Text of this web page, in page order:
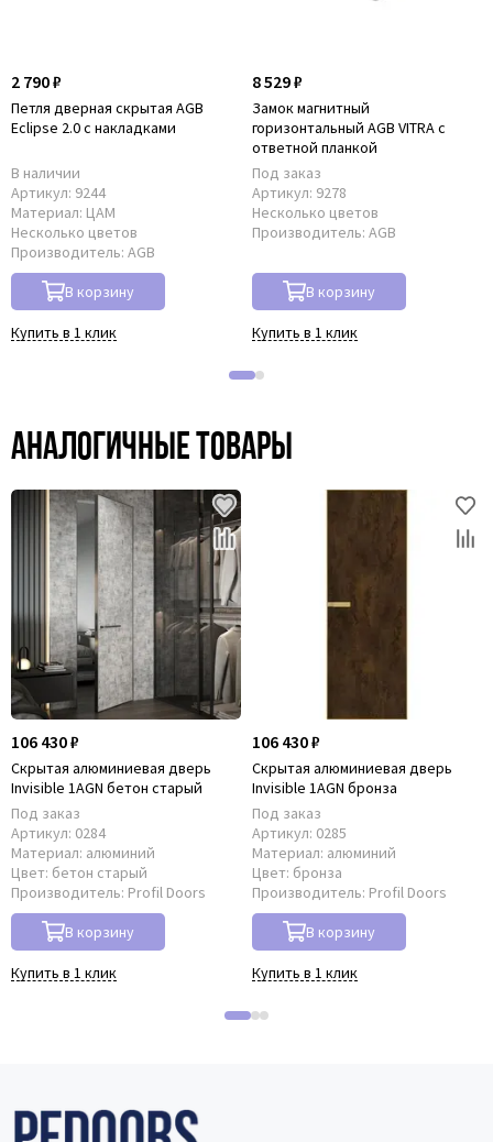
2 790 ₽
Петля дверная скрытая AGB
Eclipse 2.0 с накладками
В наличии
Артикул: 9244
Материал: ЦАМ
Несколько цветов
Производитель: AGB
В корзину
Купить в 1 клик
8 529 ₽
Замок магнитный
горизонтальный AGB VITRA с
ответной планкой
Под заказ
Артикул: 9278
Несколько цветов
Производитель: AGB
В корзину
Купить в 1 клик
Аналогичные товары
106 430 ₽
Скрытая алюминиевая дверь
Invisible 1AGN бетон старый
Под заказ
Артикул: 0284
Материал: алюминий
Цвет: бетон старый
Производитель: Profil Doors
В корзину
Купить в 1 клик
106 430 ₽
Скрытая алюминиевая дверь
Invisible 1AGN бронза
Под заказ
Артикул: 0285
Материал: алюминий
Цвет: бронза
Производитель: Profil Doors
В корзину
Купить в 1 клик